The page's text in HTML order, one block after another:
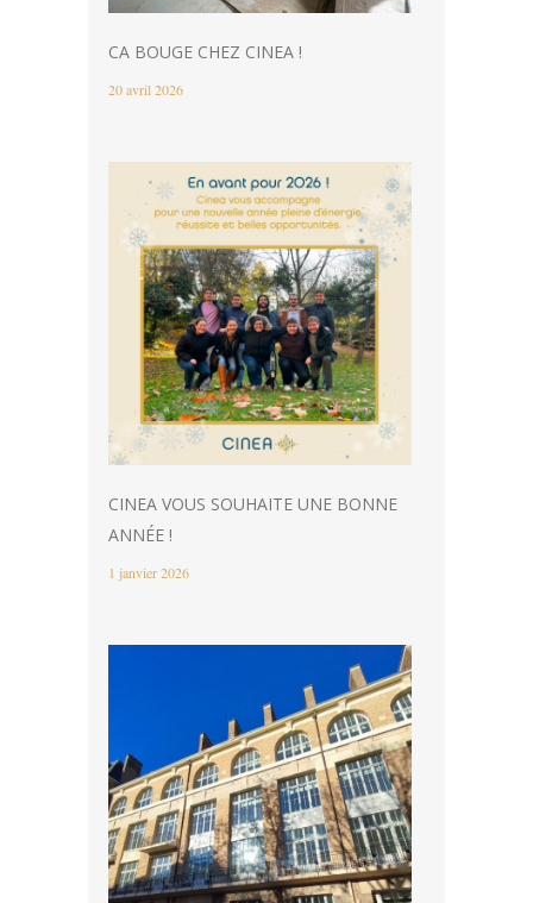
CA BOUGE CHEZ CINEA !
20 avril 2026
CINEA VOUS SOUHAITE UNE BONNE
ANNÉE !
1 janvier 2026